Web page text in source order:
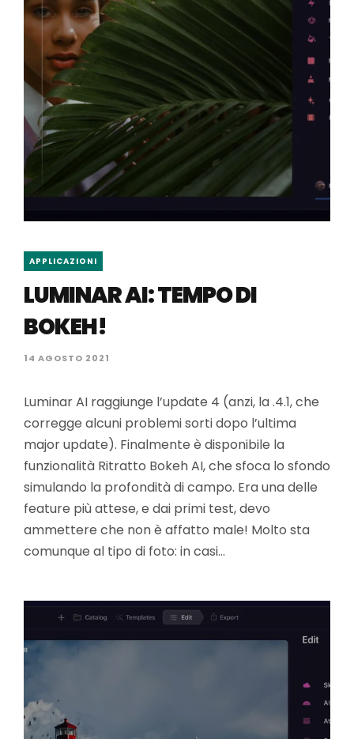
APPLICAZIONI
LUMINAR AI: TEMPO DI
BOKEH!
14 AGOSTO 2021
Luminar AI raggiunge l’update 4 (anzi, la .4.1, che
corregge alcuni problemi sorti dopo l’ultima
major update). Finalmente è disponibile la
funzionalità Ritratto Bokeh AI, che sfoca lo sfondo
simulando la profondità di campo. Era una delle
feature più attese, e dai primi test, devo
ammettere che non è affatto male! Molto sta
comunque al tipo di foto: in casi…